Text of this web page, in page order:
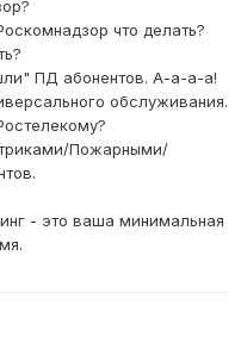
что делать?
ПД абонентов. А-а-а-а!
обслуживания.
Пожарными/
- это ваша минимальная